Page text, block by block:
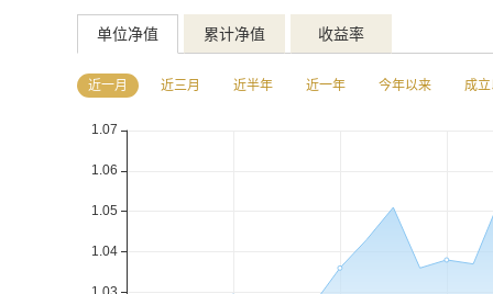
单位净值 累计净值 收益率
近一月 近三月 近半年 近一年 今年以来 成